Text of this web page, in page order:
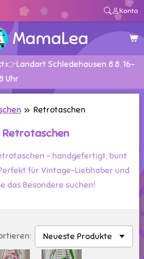
Konto
MamaLea
Schledehausen 8.8. 16-
Uhr
» Retrotaschen
Retrotaschen
– handgefertigt, bunt
für Vintage-Liebhaber und
das Besondere suchen!